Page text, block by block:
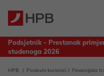
Podsjetnik - Prestanak
studenoga 2026
ostvarene u 2025. godini
HPB Poslovni korisnici Financijska